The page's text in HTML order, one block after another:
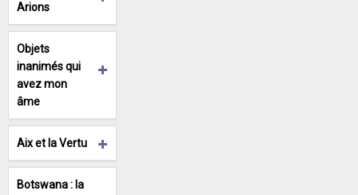
Arions
Objets
inanimés qui
avez mon
âme
Aix et la Vertu
Botswana : la